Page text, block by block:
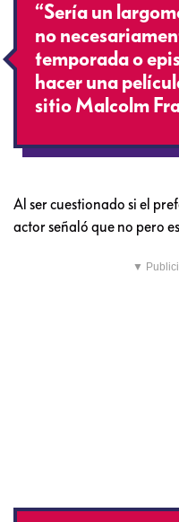
“Sería un
no
temporada o
hacer una
sitio Malcolm
Al ser cuestionado si el
actor señaló que no pero
▼